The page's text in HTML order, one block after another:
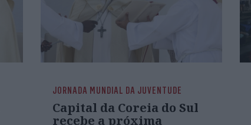
JORNADA MUNDIAL DA JUVENTUDE
Capital da Coreia do Sul
recebe a próxima